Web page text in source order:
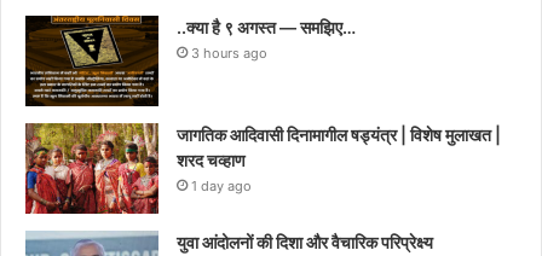
..क्या है ९ अगस्त — समझिए…
3 hours ago
जागतिक आदिवासी दिनामागील षड्यंत्र | विशेष मुलाखत |
शरद चव्हाण
1 day ago
युवा आंदोलनों की दिशा और वैचारिक परिप्रेक्ष्य